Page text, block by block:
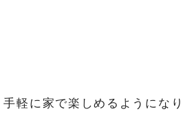
軽に家で楽しめるようになり